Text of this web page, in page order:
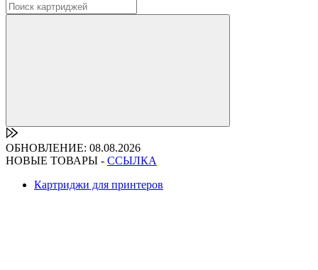
ОБНОВЛЕНИЕ: 08.08.2026
НОВЫЕ ТОВАРЫ - ССЫЛКА
Картриджи для принтеров